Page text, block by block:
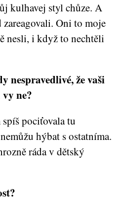
kulhavej styl chůze. A
Oni to moje
nesli, i když to nechtěli
nespravedlivé, že vaši
ne?
spíš pociťovala tu
hýbat s ostatníma.
ráda v dětský